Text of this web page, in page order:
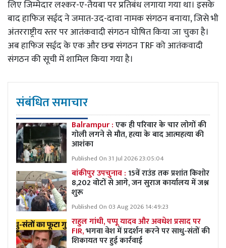
लिए जिम्मेदार लश्कर-ए-तैयबा पर प्रतिबंध लगाया गया था। इसके
बाद हाफिज सईद ने जमात-उद-दावा नामक संगठन बनाया, जिसे भी
अंतरराष्ट्रीय स्तर पर आतंकवादी संगठन घोषित किया जा चुका है।
अब हाफिज सईद के एक और छद्म संगठन TRF को आतंकवादी
संगठन की सूची में शामिल किया गया है।
संबंधित समाचार
Balrampur :एक ही परिवार के चार लोगों की
गोली लगने से मौत, हत्या के बाद आत्महत्या की
आशंका
Published On 31 Jul 2026 23:05:04
बांकीपुर उपचुनाव :15वें राउंड तक प्रशांत किशोर
8,202 वोटों से आगे, जन सुराज कार्यालय में जश्न
शुरू
Published On 03 Aug 2026 14:49:23
राहुल गांधी, पप्पू यादव और अवधेश प्रसाद पर
FIR,भगवा वेश में प्रदर्शन करने पर साधु-संतों की
शिकायत पर हुई कार्रवाई